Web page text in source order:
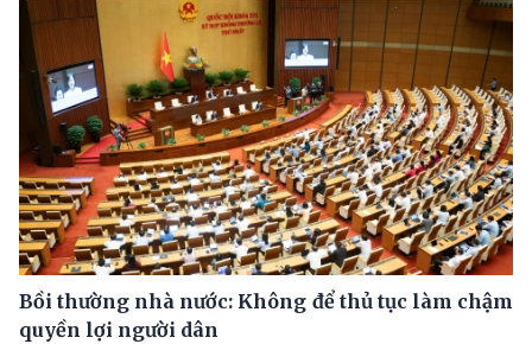
Bồi thường nhà nước: Không để thủ tục làm chậm
quyền lợi người dân